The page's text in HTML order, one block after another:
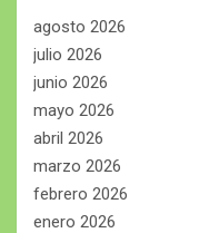
agosto 2026
julio 2026
junio 2026
mayo 2026
abril 2026
marzo 2026
febrero 2026
enero 2026